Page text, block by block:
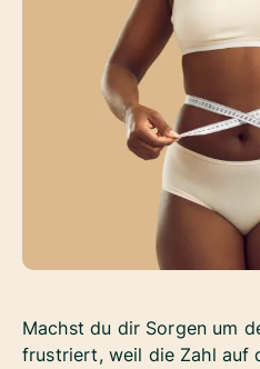
Machst du dir Sorgen um
frustriert, weil die Zahl auf